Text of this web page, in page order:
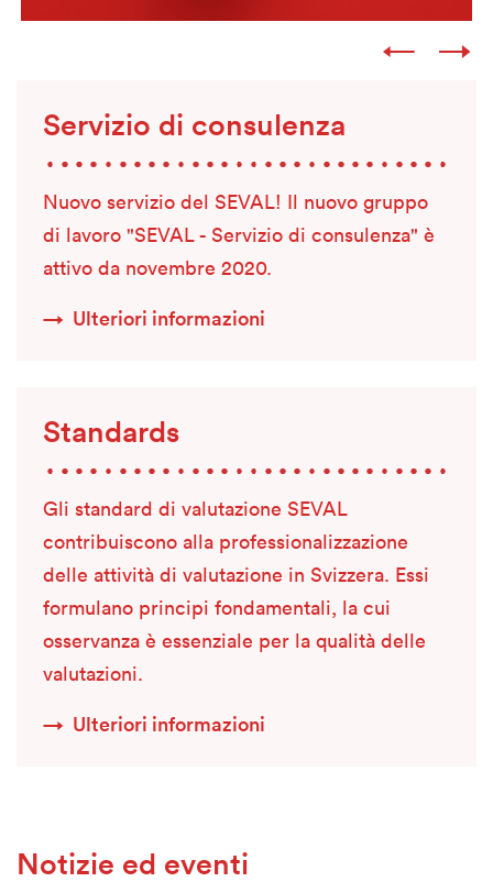
Servizio di consulenza
Nuovo servizio del SEVAL! Il nuovo gruppo
di lavoro "SEVAL - Servizio di consulenza" è
attivo da novembre 2020.
Ulteriori informazioni
Standards
Gli standard di valutazione SEVAL
contribuiscono alla professionalizzazione
delle attività di valutazione in Svizzera. Essi
formulano principi fondamentali, la cui
osservanza è essenziale per la qualità delle
valutazioni.
Ulteriori informazioni
Notizie ed eventi